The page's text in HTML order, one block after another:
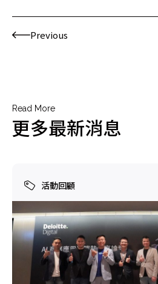
Previous
Read More
更多最新消息
活動回顧